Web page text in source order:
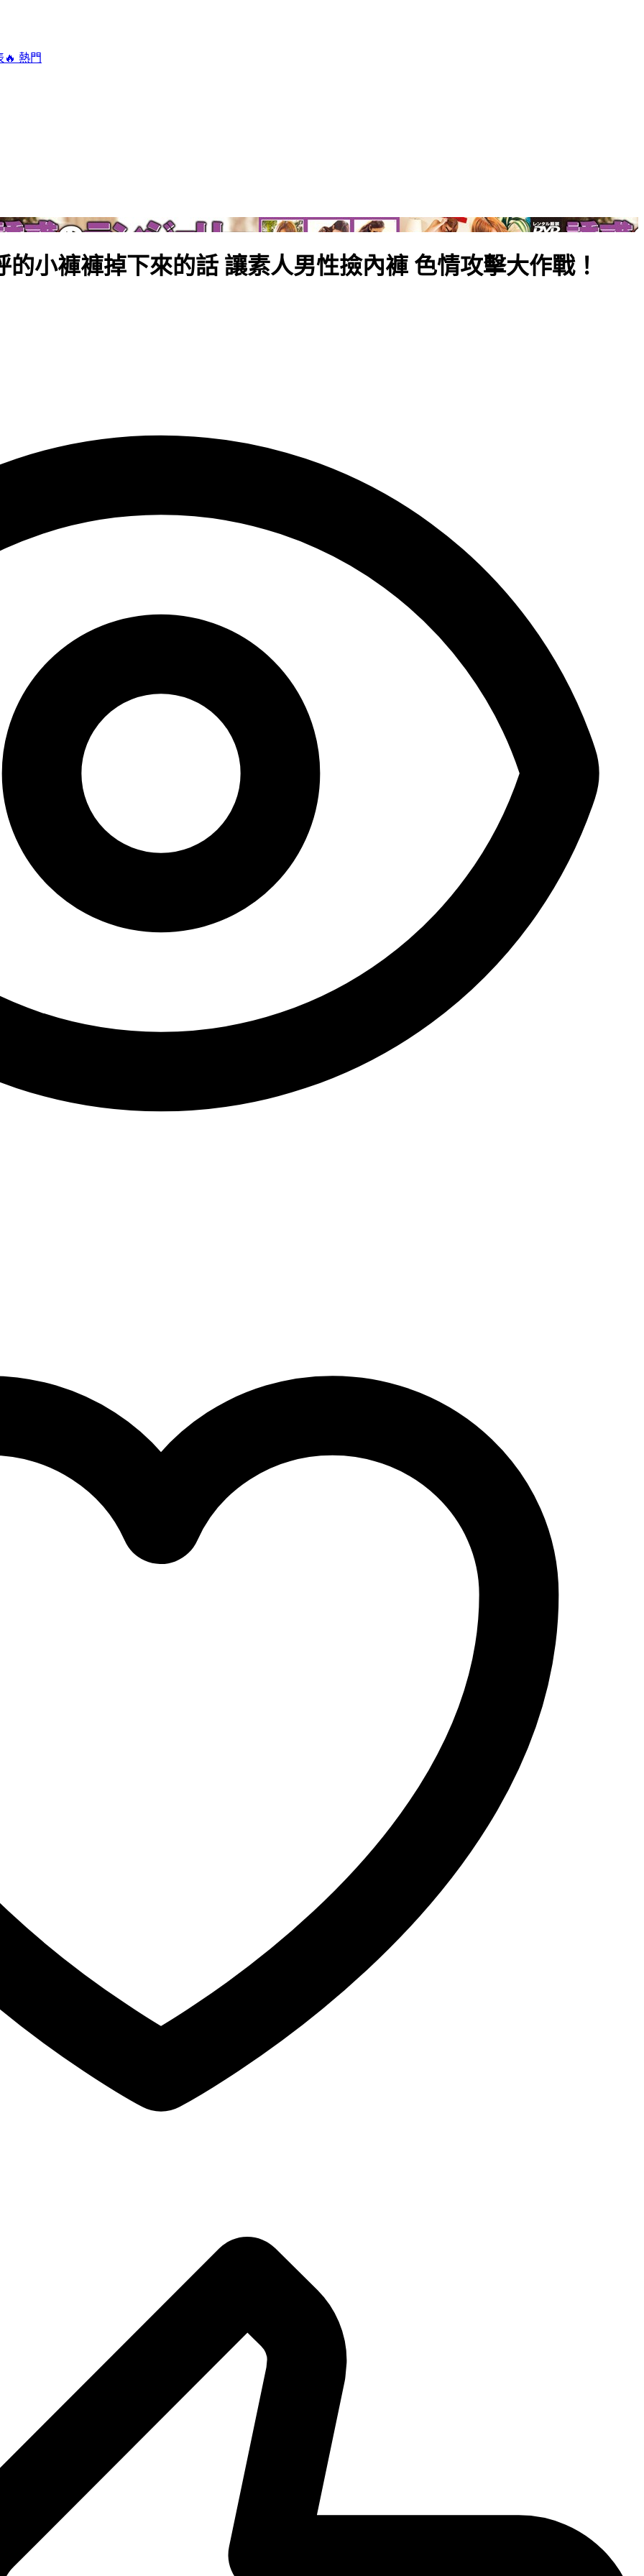
🔥 熱門
小褲褲掉下來的話 讓素人男性撿內褲 色情攻擊大作戰！